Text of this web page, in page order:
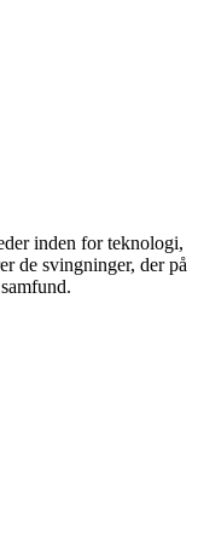
inden for teknologi,
de svingninger, der på